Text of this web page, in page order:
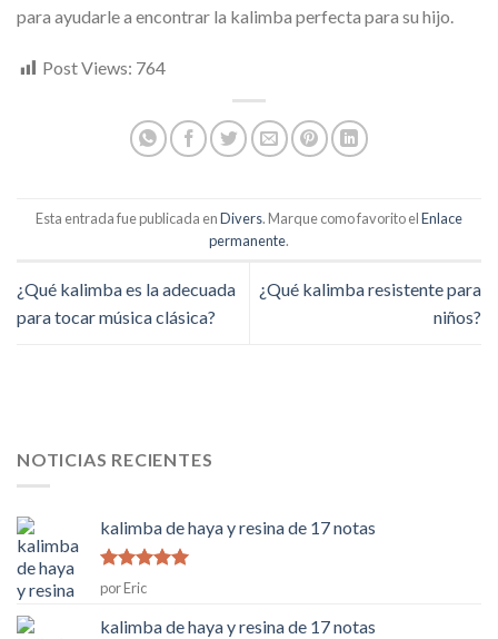
para ayudarle a encontrar la kalimba perfecta para su hijo.
Post Views: 764
Esta entrada fue publicada enDivers. Marque como favorito elEnlace
permanente.
¿Qué kalimba es la adecuada
para tocar música clásica?
¿Qué kalimba resistente para
niños?
NOTICIAS RECIENTES
kalimba de haya y resina de 17 notas
Rated
5
por Eric
kalimba de haya y resina de 17 notas